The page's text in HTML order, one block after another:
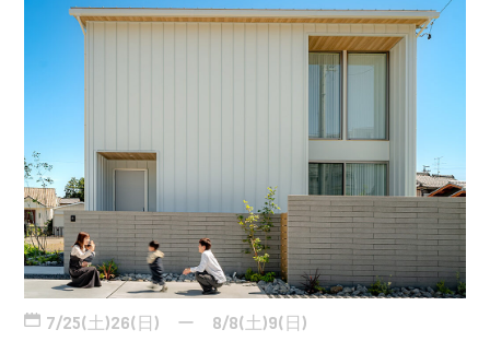
7/25(土)26(日) ー 8/8(土)9(日)